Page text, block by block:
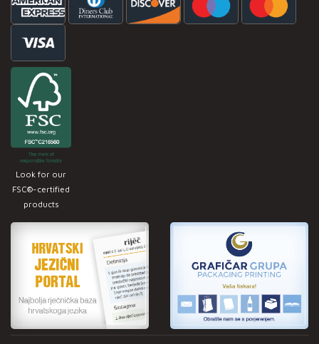
Look for our
FSC®-certified
products